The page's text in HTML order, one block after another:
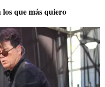
que más quiero